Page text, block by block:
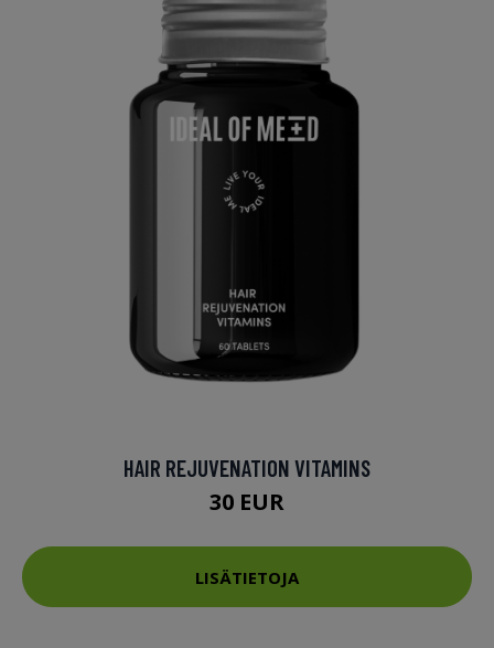
HAIR REJUVENATION VITAMINS
30 EUR
LISÄTIETOJA